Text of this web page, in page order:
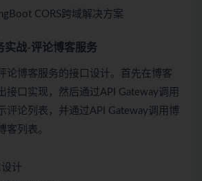
CORS跨域解决方案
实战-评论博客服务
论博客服务的接口设计。首先在博客
接口实现，然后通过API Gateway调用
评论列表，并通过API Gateway调用博
客列表。
计